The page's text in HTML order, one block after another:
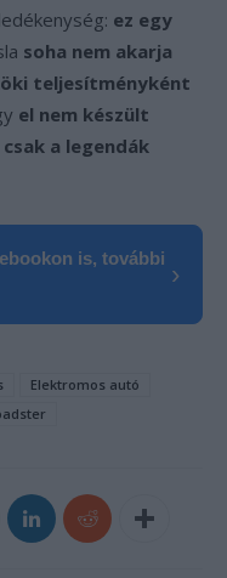
ez egy
soha nem akarja
teljesítményként
el nem készült
csak a legendák
is, további
›
Elektromos autó